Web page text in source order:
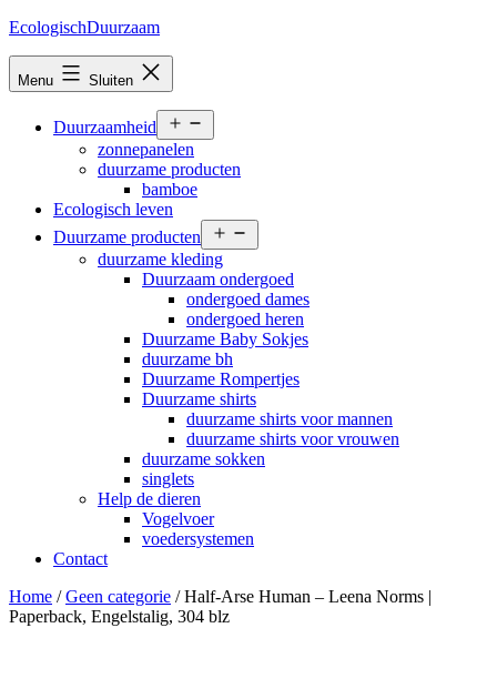
Ga
inhoud
EcologischDuurzaam
Menu Sluiten
Duurzaamheid
menu
zonnepanelen
duurzame producten
bamboe
Ecologisch leven
Duurzame producten
menu
duurzame kleding
Duurzaam ondergoed
ondergoed dames
ondergoed heren
Duurzame Baby Sokjes
duurzame bh
Duurzame Rompertjes
Duurzame shirts
duurzame shirts voor mannen
duurzame shirts voor vrouwen
duurzame sokken
singlets
Help de dieren
Vogelvoer
voedersystemen
Contact
Home /Geen categorie / Half-Arse Human – Leena Norms |
Paperback, Engelstalig, 304 blz